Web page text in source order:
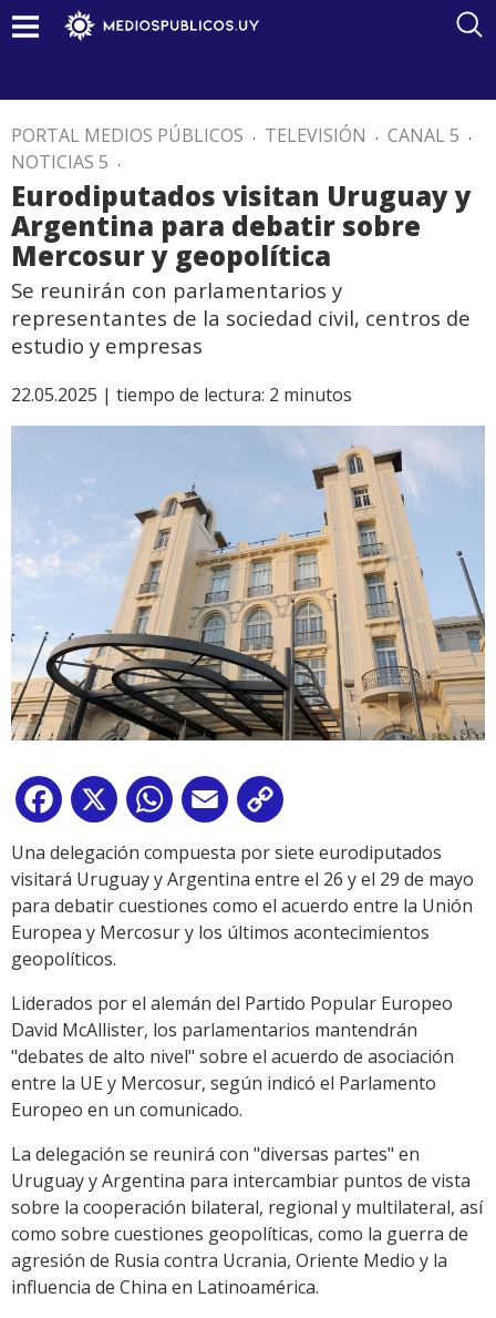
PORTAL MEDIOS PÚBLICOS . TELEVISIÓN . CANAL 5 .
NOTICIAS 5 .
Eurodiputados visitan Uruguay y
Argentina para debatir sobre
Mercosur y geopolítica
Se reunirán con parlamentarios y
representantes de la sociedad civil, centros de
estudio y empresas
22.05.2025 | tiempo de lectura: 2 minutos
Facebook
X WhatsApp
Email
Link
Una delegación compuesta por siete eurodiputados
visitará Uruguay y Argentina entre el 26 y el 29 de mayo
para debatir cuestiones como el acuerdo entre la Unión
Europea y Mercosur y los últimos acontecimientos
geopolíticos.
Liderados por el alemán del Partido Popular Europeo
David McAllister, los parlamentarios mantendrán
"debates de alto nivel" sobre el acuerdo de asociación
entre la UE y Mercosur, según indicó el Parlamento
Europeo en un comunicado.
La delegación se reunirá con "diversas partes" en
Uruguay y Argentina para intercambiar puntos de vista
sobre la cooperación bilateral, regional y multilateral, así
como sobre cuestiones geopolíticas, como la guerra de
agresión de Rusia contra Ucrania, Oriente Medio y la
influencia de China en Latinoamérica.